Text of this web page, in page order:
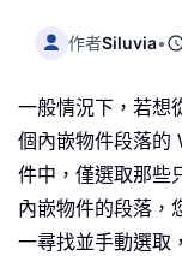
作者Siluvia•
一般情況下，若想
個內嵌物件段落的
件中，僅選取那些
內嵌物件的段落，
一尋找並手動選取